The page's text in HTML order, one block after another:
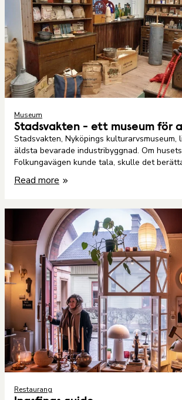
Museum
Stadsvakten - ett museum för
Stadsvakten, Nyköpings kulturarvsmuseum,
äldsta bevarade industribyggnad. Om
Folkungavägen kunde tala, skulle det
år av mekanisk tillverkning och innovation.
Read more
Restaurang